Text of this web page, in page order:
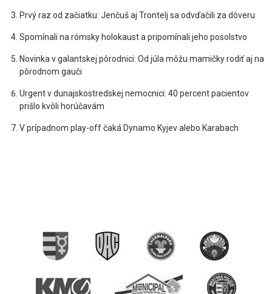
Prvý raz od začiatku: Jenčuš aj Trontelj sa odvďačili za dôveru
Spomínali na rómsky holokaust a pripomínali jeho posolstvo
Novinka v galantskej pôrodnici: Od júla môžu mamičky rodiť aj na
pôrodnom gauči
Urgent v dunajskostredskej nemocnici: 40 percent pacientov
prišlo kvôli horúčavám
V prípadnom play-off čaká Dynamo Kyjev alebo Karabach